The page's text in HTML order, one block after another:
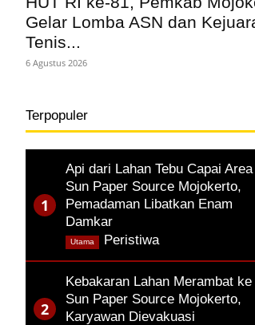
Gelar Lomba ASN dan
Tenis...
6 Agustus 2026
Terpopuler
Api dari Lahan Tebu Capai
Sun Paper Source Mojokerto,
Pemadaman Libatkan Enam
Damkar
Peristiwa,
Utama
Kebakaran Lahan Merambat ke
Sun Paper Source Mojokerto,
Karyawan Dievakuasi